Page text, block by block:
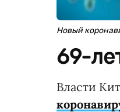
Новый
69-
Власти